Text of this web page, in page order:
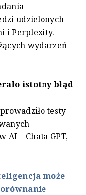
udzielonych
i Perplexity.
wydarzeń
istotny błąd
testy
AI – Chata GPT,
może